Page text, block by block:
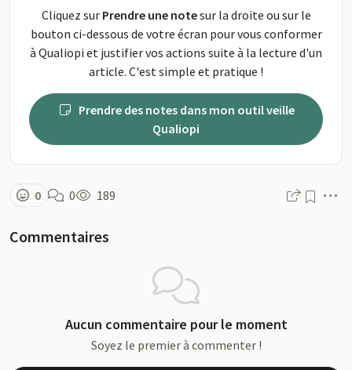
Cliquez sur Prendre une notesur la droite ou sur le
bouton ci-dessous de votre écran pour vous conformer
à Qualiopi et justifier vos actions suite à la lecture d'un
article. C'est simple et pratique !
Qualiopi
0 0 189
Commentaires
Aucun commentaire pour le moment
Soyez le premier à commenter !